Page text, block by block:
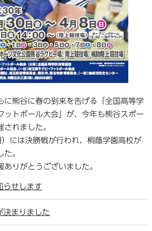
に熊谷に春の到来を告げる「全国高等学
ットボール大会」が、今年も熊谷スポー
されました。
には決勝戦が行われ、桐蔭学園高校が
。
ありがとうございました。
らせします
決まりました